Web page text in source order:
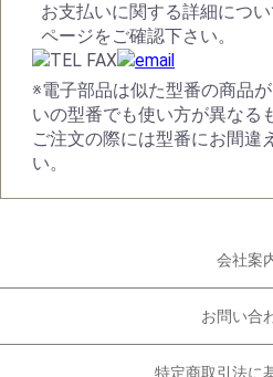
お支払いに関する詳細につい
ページをご確認下さい。
※電子部品は似た型番の商品
いの型番でも使い方が異なる
ご注文の際には型番にお間違
い。
会社案
お問い合
特定商取引法に